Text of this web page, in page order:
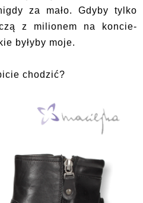
za mało. Gdyby tylko
z milionem na koncie-
byłyby moje.
chodzić?